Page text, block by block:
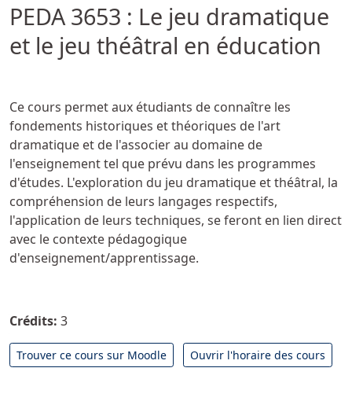
PEDA 3653 : Le jeu dramatique
et le jeu théâtral en éducation
Ce cours permet aux étudiants de connaître les
fondements historiques et théoriques de l'art
dramatique et de l'associer au domaine de
l'enseignement tel que prévu dans les programmes
d'études. L'exploration du jeu dramatique et théâtral, la
compréhension de leurs langages respectifs,
l'application de leurs techniques, se feront en lien direct
avec le contexte pédagogique
d'enseignement/apprentissage.
Crédits: 3
Trouver ce cours sur Moodle Ouvrir l'horaire des cours